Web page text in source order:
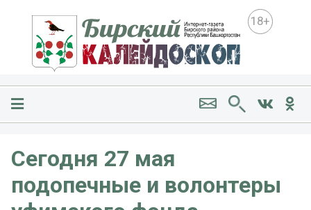
18+
Сегодня 27 мая
подопечные и волонтеры